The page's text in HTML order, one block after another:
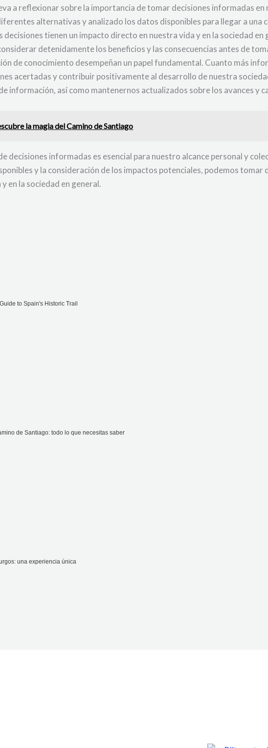
a reflexionar sobre la importancia de tomar decisiones informadas
alternativas y analizado los datos disponibles para llegar a una
tienen un impacto directo en nuestra vida y en la sociedad en
detenidamente los beneficios y las consecuencias antes de
de conocimiento desempeñan un papel fundamental. Cuanto más
acertadas y contribuir positivamente al desarrollo de nuestra
información, así como mantenernos actualizados sobre los avances y
la magia del Camino de Santiago
decisiones informadas es esencial para nuestro alcance personal y
y la consideración de los impactos potenciales, podemos tomar
en la sociedad en general.
to Spain's Historic Trail
de Santiago: todo lo que necesitas saber
una experiencia única